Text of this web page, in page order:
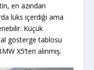
en azından
lüks içerdiği ama
Küçük
gösterge tablosu
X5’ten alınmış.